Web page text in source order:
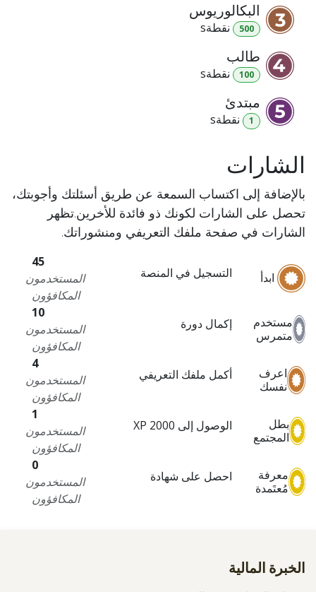
البكالوريوس
500 نقطةs
طالب
100 نقطةs
مبتدئ
1 نقطةs
الشارات
بالإضافة إلى اكتساب السمعة عن طريق أسئلتك وأجوبتك،
تحصل على الشارات لكونك ذو فائدة للأخرين.تظهر
الشارات في صفحة ملفك التعريفي ومنشوراتك.
ابدأ التسجيل في المنصة
45
المستخدمون
المكافؤون
مستخدم
متمرس
إكمال دورة
10
المستخدمون
المكافؤون
اعرف
نفسك
أكمل ملفك التعريفي
4
المستخدمون
المكافؤون
بطل
المجتمع
الوصول إلى 2000 XP
1
المستخدمون
المكافؤون
معرفة
مُعتَمدة
احصل على شهادة
0
المستخدمون
المكافؤون
الخبرة المالية